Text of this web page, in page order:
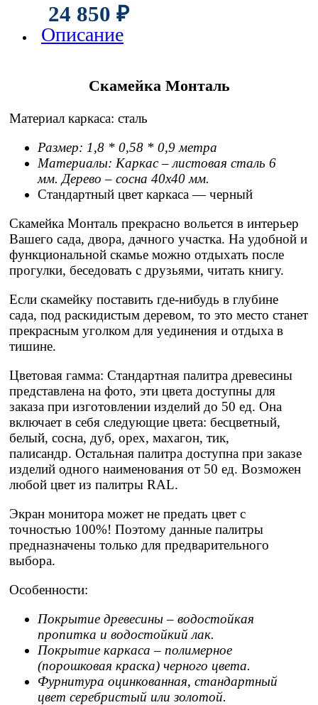
24 850 ₽
Описание
Скамейка Монталь
Материал каркаса: сталь
Размер: 1,8 * 0,58 * 0,9 метра
Материалы: Каркас – листовая сталь 6
мм. Дерево – сосна 40х40 мм.
Стандартный цвет каркаса — черный
Скамейка Монталь прекрасно вольется в интерьер
Вашего сада, двора, дачного участка. На удобной и
функциональной скамье можно отдыхать после
прогулки, беседовать с друзьями, читать книгу.
Если скамейку поставить где-нибудь в глубине
сада, под раскидистым деревом, то это место станет
прекрасным уголком для уединения и отдыха в
тишине.
Цветовая гамма: Стандартная палитра древесины
представлена на фото, эти цвета доступны для
заказа при изготовлении изделий до 50 ед. Она
включает в себя следующие цвета: бесцветный,
белый, сосна, дуб, орех, махагон, тик,
палисандр. Остальная палитра доступна при заказе
изделий одного наименования от 50 ед. Возможен
любой цвет из палитры RAL.
Экран монитора может не предать цвет с
точностью 100%! Поэтому данные палитры
предназначены только для предварительного
выбора.
Особенности:
Покрытие древесины – водостойкая
пропитка и водостойкий лак.
Покрытие каркаса – полимерное
(порошковая краска) черного цвета.
Фурнитура оцинкованная, стандартный
цвет серебристый или золотой.